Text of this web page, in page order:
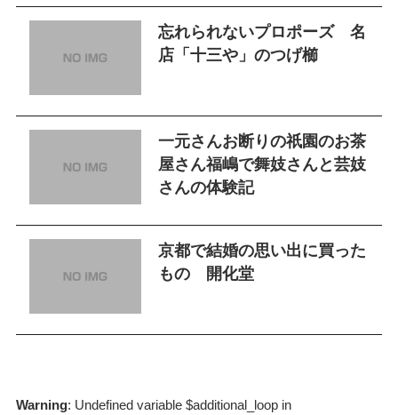
忘れられないプロポーズ 名
店「十三や」のつげ櫛
一元さんお断りの祇園のお茶
屋さん福嶋で舞妓さんと芸妓
さんの体験記
京都で結婚の思い出に買った
もの 開化堂
Warning: Undefined variable $additional_loop in